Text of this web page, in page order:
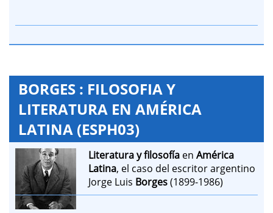
BORGES : FILOSOFIA Y
LITERATURA EN AMÉRICA
LATINA (ESPH03)
Literatura y filosofía en América
Latina, el caso del escritor argentino
Jorge Luis Borges(1899-1986)